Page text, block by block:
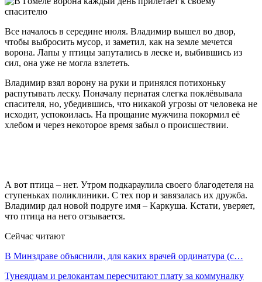
Все началось в середине июля. Владимир вышел во двор,
чтобы выбросить мусор, и заметил, как на земле мечется
ворона. Лапы у птицы запутались в леске и, выбившись из
сил, она уже не могла взлететь.
Владимир взял ворону на руки и принялся потихоньку
распутывать леску. Поначалу пернатая слегка поклёвывала
спасителя, но, убедившись, что никакой угрозы от человека не
исходит, успокоилась. На прощание мужчина покормил её
хлебом и через некоторое время забыл о происшествии.
А вот птица – нет. Утром подкараулила своего благодетеля на
ступеньках поликлиники. С тех пор и завязалась их дружба.
Владимир дал новой подруге имя – Каркуша. Кстати, уверяет,
что птица на него отзывается.
Сейчас читают
В Минздраве объяснили, для каких врачей ординатура (с…
Тунеядцам и релокантам пересчитают плату за коммуналку